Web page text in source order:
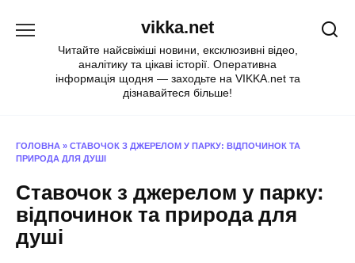
vikka.net
Читайте найсвіжіші новини, ексклюзивні відео,
аналітику та цікаві історії. Оперативна
інформація щодня — заходьте на VIKKA.net та
дізнавайтеся більше!
ГОЛОВНА » СТАВОЧОК З ДЖЕРЕЛОМ У ПАРКУ: ВІДПОЧИНОК ТА
ПРИРОДА ДЛЯ ДУШІ
Ставочок з джерелом у парку:
відпочинок та природа для
душі